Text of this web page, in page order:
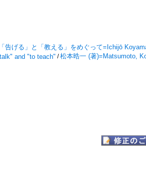
告げる」と「教える」をめぐって=Ichijō
and "to teach" /松本晧一 (著)=Matsumoto,